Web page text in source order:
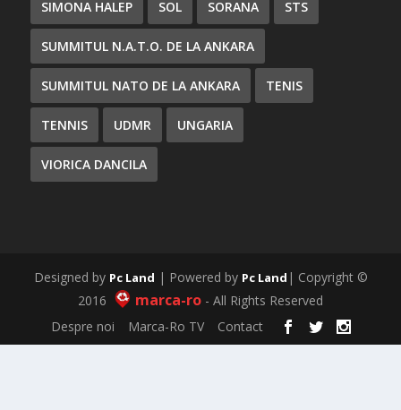
SIMONA HALEP SOL SORANA STS
SUMMITUL N.A.T.O. DE LA ANKARA
SUMMITUL NATO DE LA ANKARA TENIS
TENNIS UDMR UNGARIA
VIORICA DANCILA
Designed by Pc Land | Powered by Pc Land | Copyright ©
2016 marca-ro - All Rights Reserved
Despre noi
Marca-Ro TV Contact